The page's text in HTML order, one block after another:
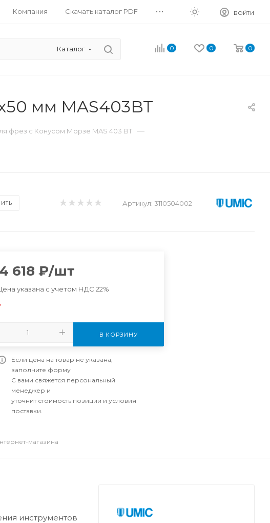
Компания Скачать каталог PDF ... ВОЙТИ
Каталог 0 0 0
мм MAS403BT
фрез с Конусом Морзе MAS 403 BT —
Артикул: 3110504002
4 618 ₽/шт
указана с учетом НДС 22%
В КОРЗИНУ
Если цена на товар не указана,
заполните форму
С вами свяжется персональный
менеджер и
уточнит стоимость позиции и условия
поставки.
магазина
инструментов